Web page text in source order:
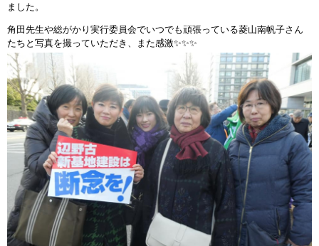
ました。
角田先生や総がかり実行委員会でいつでも頑張っている菱山南帆子さん
たちと写真を撮っていただき、また感激✨✨✨